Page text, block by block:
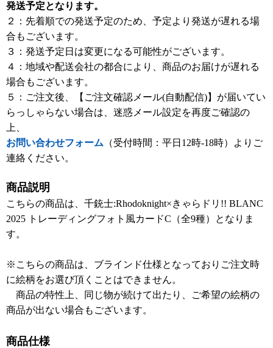
発送予定となります。
２：先着順での発送予定のため、予定より発送が遅れる場
合もございます。
３：発送予定日は変更になる可能性がございます。
４：地域や配送会社の都合により、商品のお届けが遅れる
場合もございます。
５：ご注文後、【ご注文確認メール(自動配信)】が届いてい
らっしゃらない場合は、迷惑メール設定を再度ご確認の
上、
お問い合わせフォーム （受付時間：平日12時-18時）よりご
連絡ください。
商品説明
こちらの商品は、千銃士:Rhodoknight×きゃらドリ!! BLANC
2025 トレーディングフォト風カードC（全9種）となりま
す。
※こちらの商品は、ブラインド仕様となっておりご注文時
に絵柄をお選び頂くことはできません。
商品の特性上、同じ物が続けて出たり、ご希望の絵柄の
商品が出ない場合もございます。
商品仕様